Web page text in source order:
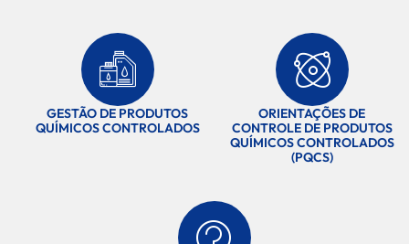
GESTÃO DE PRODUTOS
QUÍMICOS CONTROLADOS
ORIENTAÇÕES DE
CONTROLE DE PRODUTOS
QUÍMICOS CONTROLADOS
(PQCS)